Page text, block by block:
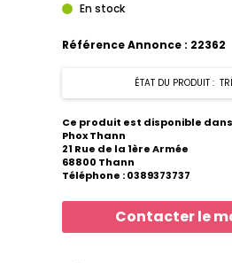
En stock
Référence Annonce : 22362
ÉTAT DU PRODUIT :
Ce produit est disponible
Phox Thann
21 Rue de la 1ère Armée
68800 Thann
Téléphone : 0389373737
Contacter le